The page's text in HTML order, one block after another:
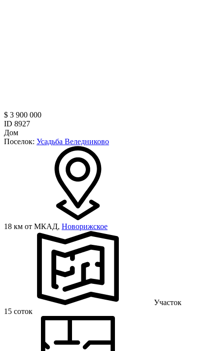
$ 3 900 000
ID 8927
Дом
Поселок: Усадьба Веледниково
18 км от МКАД, Новорижское
Участок
15 соток